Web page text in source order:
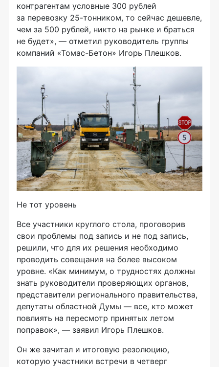
контрагентам условные 300 рублей
за перевозку 25-тонником, то сейчас дешевле,
чем за 500 рублей, никто на рынке и браться
не будет», — отметил руководитель группы
компаний «Томас-Бетон» Игорь Плешков.
Не тот уровень
Все участники круглого стола, проговорив
свои проблемы под запись и не под запись,
решили, что для их решения необходимо
проводить совещания на более высоком
уровне. «Как минимум, о трудностях должны
знать руководители проверяющих органов,
представители регионального правительства,
депутаты областной Думы — все, кто может
повлиять на пересмотр принятых летом
поправок», — заявил Игорь Плешков.
Он же зачитал и итоговую резолюцию,
которую участники встречи в четверг